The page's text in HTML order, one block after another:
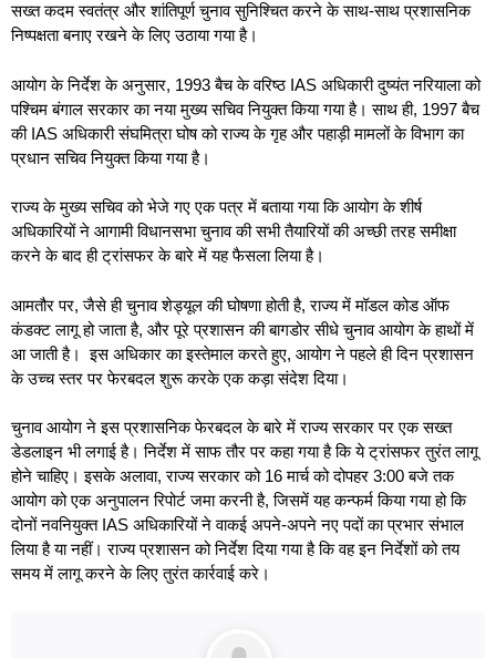
सख्त कदम स्वतंत्र और शांतिपूर्ण चुनाव सुनिश्चित करने के साथ-साथ प्रशासनिक
निष्पक्षता बनाए रखने के लिए उठाया गया है।
आयोग के निर्देश के अनुसार, 1993 बैच के वरिष्ठ IAS अधिकारी दुष्यंत नरियाला को
पश्चिम बंगाल सरकार का नया मुख्य सचिव नियुक्त किया गया है। साथ ही, 1997 बैच
की IAS अधिकारी संघमित्रा घोष को राज्य के गृह और पहाड़ी मामलों के विभाग का
प्रधान सचिव नियुक्त किया गया है।
राज्य के मुख्य सचिव को भेजे गए एक पत्र में बताया गया कि आयोग के शीर्ष
अधिकारियों ने आगामी विधानसभा चुनाव की सभी तैयारियों की अच्छी तरह समीक्षा
करने के बाद ही ट्रांसफर के बारे में यह फैसला लिया है।
आमतौर पर, जैसे ही चुनाव शेड्यूल की घोषणा होती है, राज्य में मॉडल कोड ऑफ
कंडक्ट लागू हो जाता है, और पूरे प्रशासन की बागडोर सीधे चुनाव आयोग के हाथों में
आ जाती है। इस अधिकार का इस्तेमाल करते हुए, आयोग ने पहले ही दिन प्रशासन
के उच्च स्तर पर फेरबदल शुरू करके एक कड़ा संदेश दिया।
चुनाव आयोग ने इस प्रशासनिक फेरबदल के बारे में राज्य सरकार पर एक सख्त
डेडलाइन भी लगाई है। निर्देश में साफ तौर पर कहा गया है कि ये ट्रांसफर तुरंत लागू
होने चाहिए। इसके अलावा, राज्य सरकार को 16 मार्च को दोपहर 3:00 बजे तक
आयोग को एक अनुपालन रिपोर्ट जमा करनी है, जिसमें यह कन्फर्म किया गया हो कि
दोनों नवनियुक्त IAS अधिकारियों ने वाकई अपने-अपने नए पदों का प्रभार संभाल
लिया है या नहीं। राज्य प्रशासन को निर्देश दिया गया है कि वह इन निर्देशों को तय
समय में लागू करने के लिए तुरंत कार्रवाई करे।